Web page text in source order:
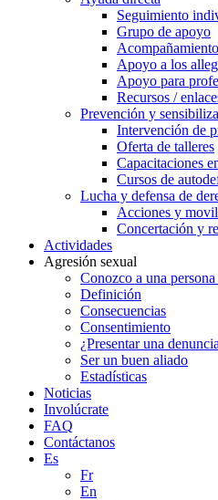
Seguimiento
Grupo de apoyo
Acompañamiento
Apoyo a los
Apoyo para
Recursos /
Prevención y
Intervención de
Oferta de talleres
Capacitaciones
Cursos de
Lucha y defensa de
Acciones y
Concertación y
Actividades
Agresión sexual
Conozco a una
Definición
Consecuencias
Consentimiento
¿Presentar una
Ser un buen aliado
Estadísticas
Noticias
Involúcrate
FAQ
Contáctanos
Es
Fr
En